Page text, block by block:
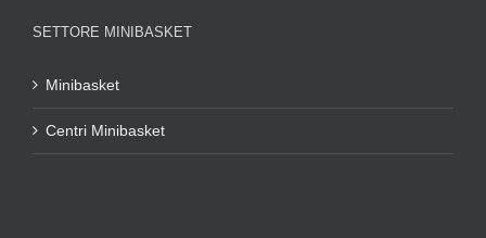
SETTORE MINIBASKET
Minibasket
Centri Minibasket